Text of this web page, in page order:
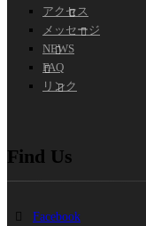
アクセス
メッセージ
NEWS
FAQ
リンク
Find Us
Facebook